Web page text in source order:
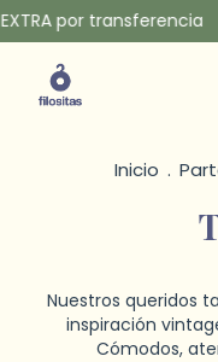
transferencia Solo
Inicio .
Nuestros queridos
inspiración
Cómodos,